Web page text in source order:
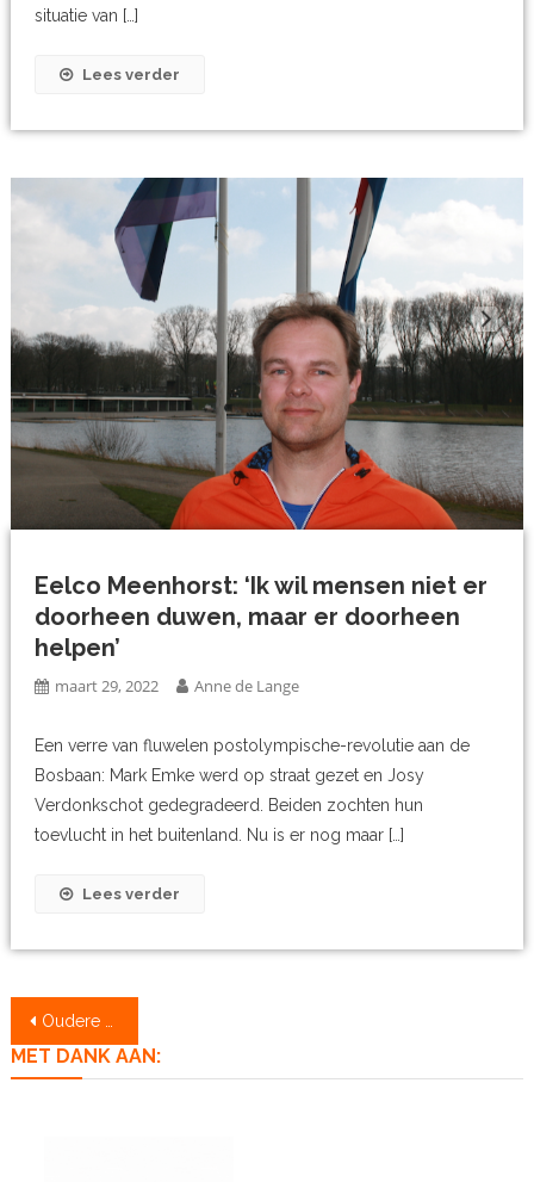
situatie van […]
Lees verder
Eelco Meenhorst: ‘Ik wil mensen niet er
doorheen duwen, maar er doorheen
helpen’
maart 29, 2022 Anne de Lange
Een verre van fluwelen postolympische-revolutie aan de
Bosbaan: Mark Emke werd op straat gezet en Josy
Verdonkschot gedegradeerd. Beiden zochten hun
toevlucht in het buitenland. Nu is er nog maar […]
Lees verder
Berichtennavigatie
Oudere berichten
MET DANK AAN: